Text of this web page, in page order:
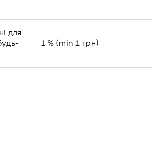
для
1 % (min 1 грн)